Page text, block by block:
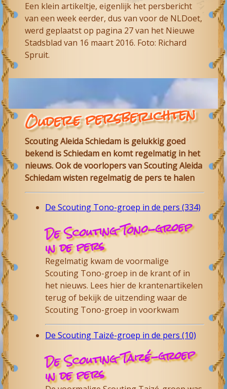
Een klein artikeltje, eigenlijk het persbericht
van een week eerder, dus van voor de NLDoet,
werd geplaatst op pagina 27 van het Nieuwe
Stadsblad van 16 maart 2016. Foto: Richard
Spruit.
Oudere persberichten
Scouting Aleida Schiedam is gelukkig goed
bekend is Schiedam en komt regelmatig in het
nieuws. Ook de voorlopers van Scouting Aleida
Schiedam wisten regelmatig de pers te halen
De Scouting Tono-groep in de pers (334)
De Scouting Tono-groep
in de pers
Regelmatig kwam de voormalige
Scouting Tono-groep in de krant of in
het nieuws. Lees hier de krantenartikelen
terug of bekijk de uitzending waar de
Scouting Tono-groep in voorkwam
De Scouting Taizé-groep in de pers (10)
De Scouting Taizé-groep
in de pers